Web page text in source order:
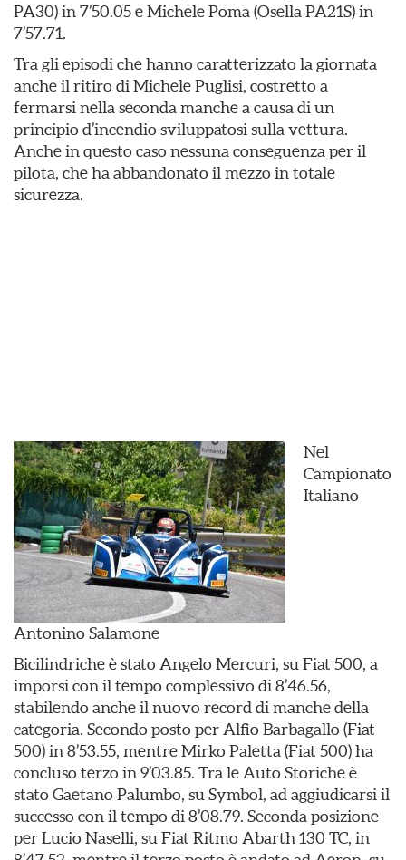
PA30) in 7’50.05 e Michele Poma (Osella PA21S) in
7’57.71.
Tra gli episodi che hanno caratterizzato la giornata
anche il ritiro di Michele Puglisi, costretto a
fermarsi nella seconda manche a causa di un
principio d’incendio sviluppatosi sulla vettura.
Anche in questo caso nessuna conseguenza per il
pilota, che ha abbandonato il mezzo in totale
sicurezza.
Antonino Salamone
Nel
Campionato
Italiano
Bicilindriche è stato Angelo Mercuri, su Fiat 500, a
imporsi con il tempo complessivo di 8’46.56,
stabilendo anche il nuovo record di manche della
categoria. Secondo posto per Alfio Barbagallo (Fiat
500) in 8’53.55, mentre Mirko Paletta (Fiat 500) ha
concluso terzo in 9’03.85. Tra le Auto Storiche è
stato Gaetano Palumbo, su Symbol, ad aggiudicarsi il
successo con il tempo di 8’08.79. Seconda posizione
per Lucio Naselli, su Fiat Ritmo Abarth 130 TC, in